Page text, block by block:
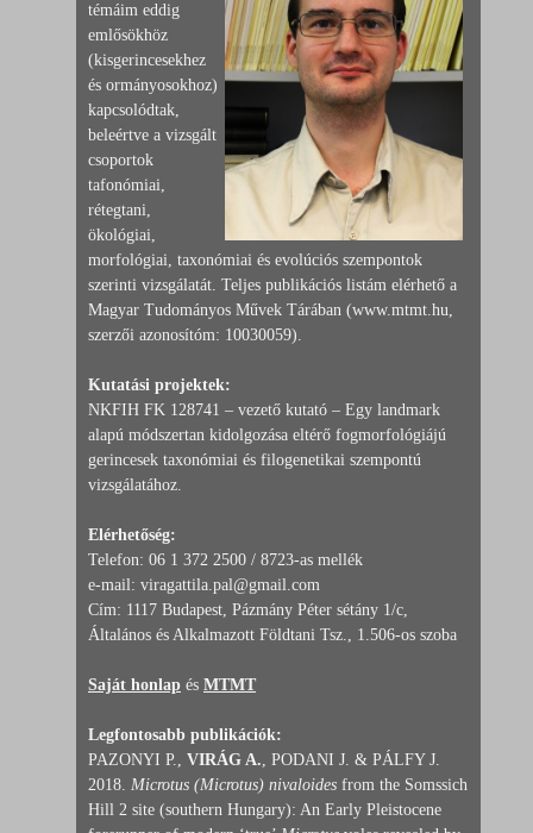
témáim eddig
emlősökhöz
(kisgerincesekhez
és ormányosokhoz)
kapcsolódtak,
beleértve a vizsgált
csoportok
tafonómiai,
rétegtani,
ökológiai,
morfológiai, taxonómiai és evolúciós szempontok
szerinti vizsgálatát. Teljes publikációs listám elérhető a
Magyar Tudományos Művek Tárában (www.mtmt.hu,
szerzői azonosítóm: 10030059).
Kutatási projektek:
NKFIH FK 128741 – vezető kutató – Egy landmark
alapú módszertan kidolgozása eltérő fogmorfológiájú
gerincesek taxonómiai és filogenetikai szempontú
vizsgálatához.
Elérhetőség:
Telefon: 06 1 372 2500 / 8723-as mellék
e-mail: viragattila.pal@gmail.com
Cím: 1117 Budapest, Pázmány Péter sétány 1/c,
Általános és Alkalmazott Földtani Tsz., 1.506-os szoba
Saját honlap és MTMT
Legfontosabb publikációk:
PAZONYI P., VIRÁG A., PODANI J. & PÁLFY J.
2018. Microtus (Microtus) nivaloides from the Somssich
Hill 2 site (southern Hungary): An Early Pleistocene